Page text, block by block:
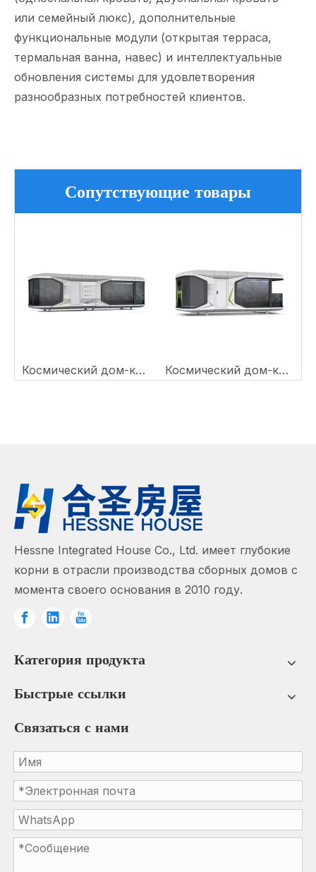
или семейный люкс), дополнительные
функциональные модули (открытая терраса,
термальная ванна, навес) и интеллектуальные
обновления системы для удовлетворения
разнообразных потребностей клиентов.
Сопутствующие товары
Космический дом-капсула HS-S05 Космический дом-капсула HS-S04
Hessne Integrated House Co., Ltd. имеет глубокие
корни в отрасли производства сборных домов с
момента своего основания в 2010 году.
Категория продукта
Быстрые ссылки
Связаться с нами